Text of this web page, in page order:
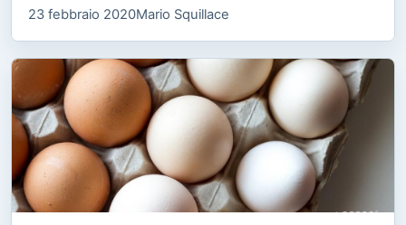
23 febbraio 2020Mario Squillace